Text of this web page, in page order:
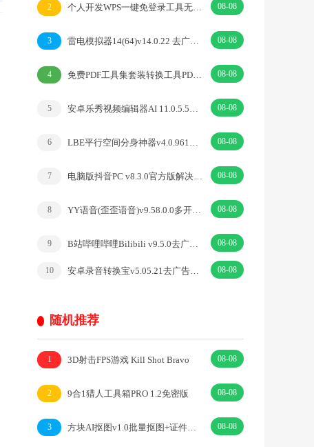
2 个人开发WPS一键免登录工具无需登录账号 08-08
3 雷电模拟器14(64)v14.0.22 去广告绿色纯净版 08-08
4 免费PDF工具集套装转换工具PDFgear v2.1.18 08-08
5 安卓乐秀视频编辑器AI 11.0.5.5去广告解锁VIP版 08-08
6 LBE平行空间分身神器v4.0.9612解锁vip专业版 08-08
7 电脑版抖音PC v8.3.0官方版解决网页切换烦恼 08-08
8 YY语音(歪歪语音)v9.58.0.0多开去广告绿色版 08-08
9 B站哔哩哔哩Bilibili v9.5.0去广告内置漫游模块版 08-08
10 安卓录音转换宝v5.05.21去广告开心版 08-08
随机推荐
1 3D射击FPS游戏 Kill Shot Bravo 08-08
2 9合1猎人工具箱PRO 1.2免密版 08-08
3 方块AI抠图v1.0批量抠图+证件照排版打印v1.0 08-08